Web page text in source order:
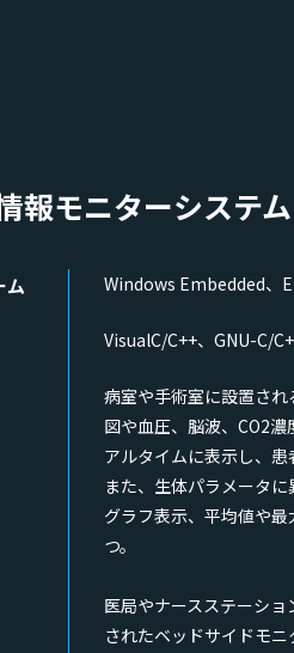
報モニターシステム
ム Windows Embedded、
VisualC/C++、GNU-C/
病室や手術室に設置さ
図や血圧、脳波、CO2
アルタイムに表示し、患
また、生体パラメータ
グラフ表示、平均値や
つ。
医局やナースステーシ
されたベッドサイドモ